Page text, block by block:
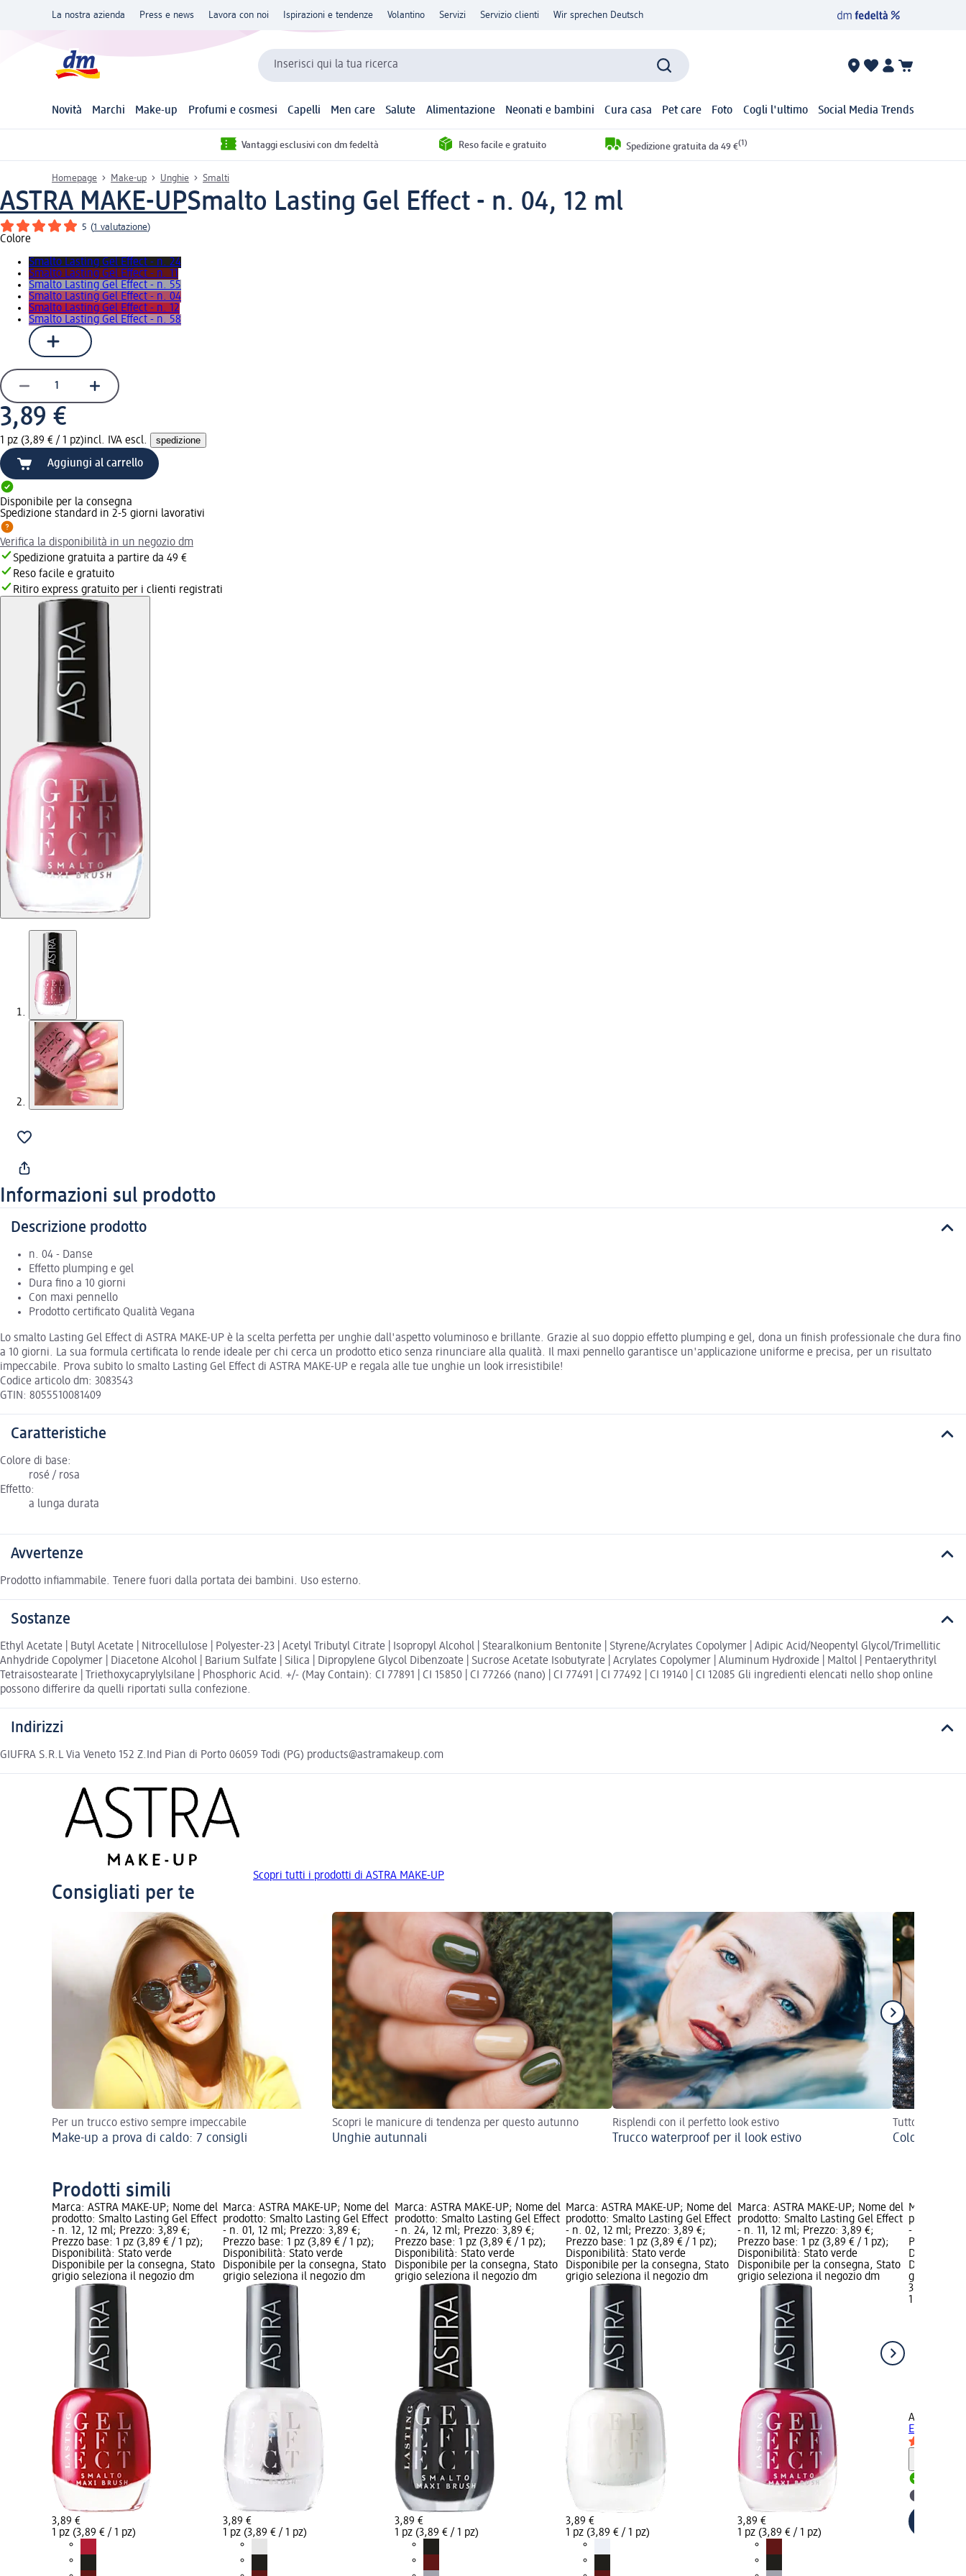
La nostra azienda Press e news Lavora con noi Ispirazioni e tendenze Volantino Servizi Servizio clienti Wir sprechen Deutsch
Inserisci qui la tua ricerca
Novità Marchi Make-up Profumi e cosmesi Capelli Men care Salute Alimentazione Neonati e bambini Cura casa Pet care Foto Cogli l'ultimo Social Media Trends
Vantaggi esclusivi con dm fedeltà Reso facile e gratuito Spedizione gratuita da 49 €(1)
Homepage Make-up Unghie Smalti
ASTRA MAKE-UPSmalto Lasting Gel Effect - n. 04, 12 ml
5 (1 valutazione)
Colore
Smalto Lasting Gel Effect - n. 24
Smalto Lasting Gel Effect - n. 11
Smalto Lasting Gel Effect - n. 55
Smalto Lasting Gel Effect - n. 04
Smalto Lasting Gel Effect - n. 12
Smalto Lasting Gel Effect - n. 58
3,89 €
1 pz (3,89 € / 1 pz)incl. IVA escl. spedizione
Aggiungi al carrello
Disponibile per la consegna
Spedizione standard in 2-5 giorni lavorativi
Verifica la disponibilità in un negozio dm
Spedizione gratuita a partire da 49 €
Reso facile e gratuito
Ritiro express gratuito per i clienti registrati
Informazioni sul prodotto
Descrizione prodotto
n. 04 - Danse
Effetto plumping e gel
Dura fino a 10 giorni
Con maxi pennello
Prodotto certificato Qualità Vegana
Lo smalto Lasting Gel Effect di ASTRA MAKE-UP è la scelta perfetta per unghie dall'aspetto voluminoso e brillante. Grazie al suo doppio effetto plumping e gel, dona un finish professionale che dura fino
a 10 giorni. La sua formula certificata lo rende ideale per chi cerca un prodotto etico senza rinunciare alla qualità. Il maxi pennello garantisce un'applicazione uniforme e precisa, per un risultato
impeccabile. Prova subito lo smalto Lasting Gel Effect di ASTRA MAKE-UP e regala alle tue unghie un look irresistibile!
Codice articolo dm: 3083543
GTIN: 8055510081409
Caratteristiche
Colore di base:
rosé / rosa
Effetto:
a lunga durata
Avvertenze
Prodotto infiammabile. Tenere fuori dalla portata dei bambini. Uso esterno.
Sostanze
Ethyl Acetate | Butyl Acetate | Nitrocellulose | Polyester-23 | Acetyl Tributyl Citrate | Isopropyl Alcohol | Stearalkonium Bentonite | Styrene/Acrylates Copolymer | Adipic Acid/Neopentyl Glycol/Trimellitic
Anhydride Copolymer | Diacetone Alcohol | Barium Sulfate | Silica | Dipropylene Glycol Dibenzoate | Sucrose Acetate Isobutyrate | Acrylates Copolymer | Aluminum Hydroxide | Maltol | Pentaerythrityl
Tetraisostearate | Triethoxycaprylylsilane | Phosphoric Acid. +/- (May Contain): CI 77891 | CI 15850 | CI 77266 (nano) | CI 77491 | CI 77492 | CI 19140 | CI 12085 Gli ingredienti elencati nello shop online
possono differire da quelli riportati sulla confezione.
Indirizzi
GIUFRA S.R.L Via Veneto 152 Z.Ind Pian di Porto 06059 Todi (PG) products@astramakeup.com
Scopri tutti i prodotti di ASTRA MAKE-UP
Consigliati per te
Per un trucco estivo sempre impeccabile
Make-up a prova di caldo: 7 consigli
Scopri le manicure di tendenza per questo autunno
Unghie autunnali
Risplendi con il perfetto look estivo
Trucco waterproof per il look estivo
Tutto per un
Colori trend
Prodotti simili
Marca: ASTRA MAKE-UP; Nome del
prodotto: Smalto Lasting Gel Effect
- n. 12, 12 ml; Prezzo: 3,89 €;
Prezzo base: 1 pz (3,89 € / 1 pz);
Disponibilità: Stato verde
Disponibile per la consegna, Stato
grigio seleziona il negozio dm
3,89 €
1 pz (3,89 € / 1 pz)
Marca: ASTRA MAKE-UP; Nome del
prodotto: Smalto Lasting Gel Effect
- n. 01, 12 ml; Prezzo: 3,89 €;
Prezzo base: 1 pz (3,89 € / 1 pz);
Disponibilità: Stato verde
Disponibile per la consegna, Stato
grigio seleziona il negozio dm
3,89 €
1 pz (3,89 € / 1 pz)
Marca: ASTRA MAKE-UP; Nome del
prodotto: Smalto Lasting Gel Effect
- n. 24, 12 ml; Prezzo: 3,89 €;
Prezzo base: 1 pz (3,89 € / 1 pz);
Disponibilità: Stato verde
Disponibile per la consegna, Stato
grigio seleziona il negozio dm
3,89 €
1 pz (3,89 € / 1 pz)
Marca: ASTRA MAKE-UP; Nome del
prodotto: Smalto Lasting Gel Effect
- n. 02, 12 ml; Prezzo: 3,89 €;
Prezzo base: 1 pz (3,89 € / 1 pz);
Disponibilità: Stato verde
Disponibile per la consegna, Stato
grigio seleziona il negozio dm
3,89 €
1 pz (3,89 € / 1 pz)
Marca: ASTRA MAKE-UP; Nome del
prodotto: Smalto Lasting Gel Effect
- n. 11, 12 ml; Prezzo: 3,89 €;
Prezzo base: 1 pz (3,89 € / 1 pz);
Disponibilità: Stato verde
Disponibile per la consegna, Stato
grigio seleziona il negozio dm
3,89 €
1 pz (3,89 € / 1 pz)
Marca:
prodotto:
- n. 72, 12
Prezzo
Disponibile
grigio
3,89 €
1 pz (3,89 €
ASTRA
Effect - n.